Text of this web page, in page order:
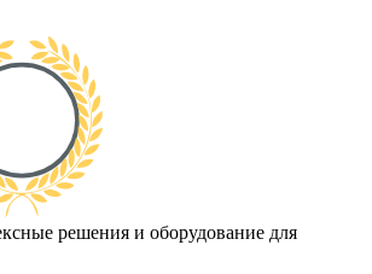
решения и оборудование для